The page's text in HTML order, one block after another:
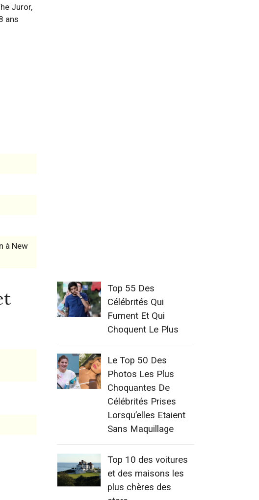
Juror,
ans
à New
Top 55 Des
Célébrités Qui
Fument Et Qui
Choquent Le Plus
Le Top 50 Des
Photos Les Plus
Choquantes De
Célébrités Prises
Lorsqu’elles Etaient
Sans Maquillage
Top 10 des voitures
et des maisons les
plus chères des